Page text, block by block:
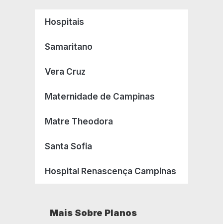
Hospitais
Samaritano
Vera Cruz
Maternidade de Campinas
Matre Theodora
Santa Sofia
Hospital Renascença Campinas
Mais Sobre Planos